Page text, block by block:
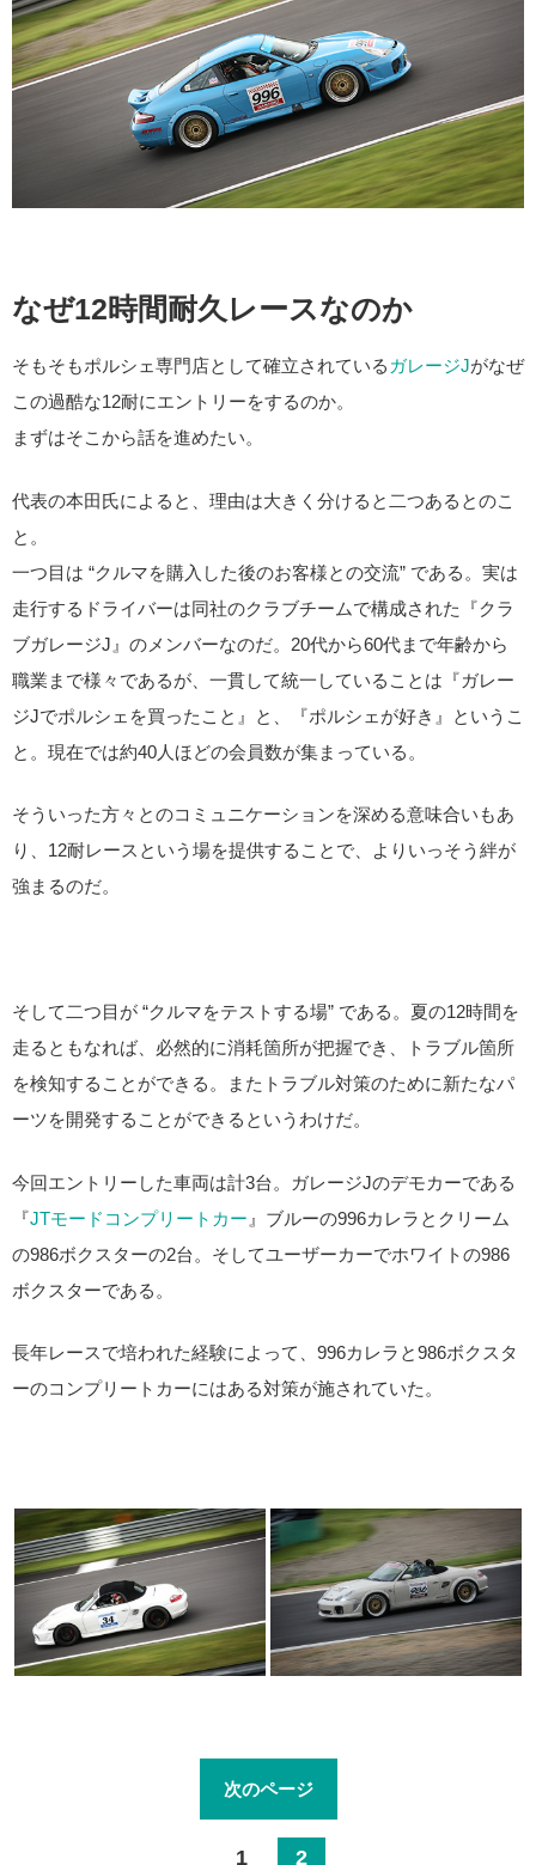
なぜ12時間耐久レースなのか
そもそもポルシェ専門店として確立されている ガレージJがなぜ
この過酷な12耐にエントリーをするのか。
まずはそこから話を進めたい。
代表の本田氏によると、理由は大きく分けると二つあるとのこ
と。
一つ目は “クルマを購入した後のお客様との交流” である。実は
走行するドライバーは同社のクラブチームで構成された『クラ
ブガレージJ』のメンバーなのだ。20代から60代まで年齢から
職業まで様々であるが、一貫して統一していることは『ガレー
ジJでポルシェを買ったこと』と、『ポルシェが好き』というこ
と。現在では約40人ほどの会員数が集まっている。
そういった方々とのコミュニケーションを深める意味合いもあ
り、12耐レースという場を提供することで、よりいっそう絆が
強まるのだ。
そして二つ目が “クルマをテストする場” である。夏の12時間を
走るともなれば、必然的に消耗箇所が把握でき、トラブル箇所
を検知することができる。またトラブル対策のために新たなパ
ーツを開発することができるというわけだ。
今回エントリーした車両は計3台。ガレージJのデモカーである
『JTモードコンプリートカー 』ブルーの996カレラとクリーム
の986ボクスターの2台。そしてユーザーカーでホワイトの986
ボクスターである。
長年レースで培われた経験によって、996カレラと986ボクスタ
ーのコンプリートカーにはある対策が施されていた。
次のページ
1 2